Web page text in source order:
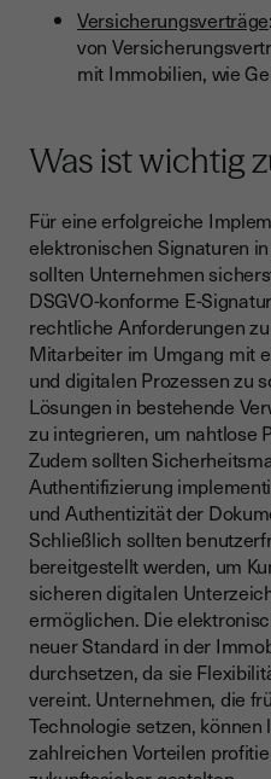
Versicherungsverträge
von
mit Immobilien, wie
Was ist wichtig
Für eine erfolgreiche
elektronischen Signaturen
sollten Unternehmen
DSGVO-konforme E-
rechtliche Anforderungen
Mitarbeiter im Umgang mit
und digitalen Prozessen zu
Lösungen in bestehende
zu integrieren, um nahtlose
Zudem sollten
Authentifizierung
und Authentizität der
Schließlich sollten
bereitgestellt werden, um
sicheren digitalen
ermöglichen. Die
neuer Standard in der
durchsetzen, da sie
vereint. Unternehmen, die
Technologie setzen, können
zahlreichen Vorteilen